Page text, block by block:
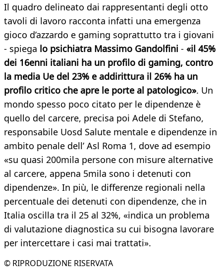
Il quadro delineato dai rappresentanti degli otto
tavoli di lavoro racconta infatti una emergenza
gioco d’azzardo e gaming soprattutto tra i giovani
- spiega lo psichiatra Massimo Gandolfini - «il 45%
dei 16enni italiani ha un profilo di gaming, contro
la media Ue del 23% e addirittura il 26% ha un
profilo critico che apre le porte al patologico». Un
mondo spesso poco citato per le dipendenze è
quello del carcere, precisa poi Adele di Stefano,
responsabile Uosd Salute mentale e dipendenze in
ambito penale dell’ Asl Roma 1, dove ad esempio
«su quasi 200mila persone con misure alternative
al carcere, appena 5mila sono i detenuti con
dipendenze». In più, le differenze regionali nella
percentuale dei detenuti con dipendenze, che in
Italia oscilla tra il 25 al 32%, «indica un problema
di valutazione diagnostica su cui bisogna lavorare
per intercettare i casi mai trattati».
© RIPRODUZIONE RISERVATA